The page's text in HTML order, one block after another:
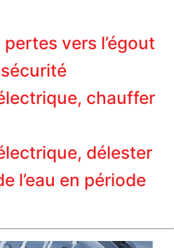
vers l’égout
chauffer
délester
l’eau en période